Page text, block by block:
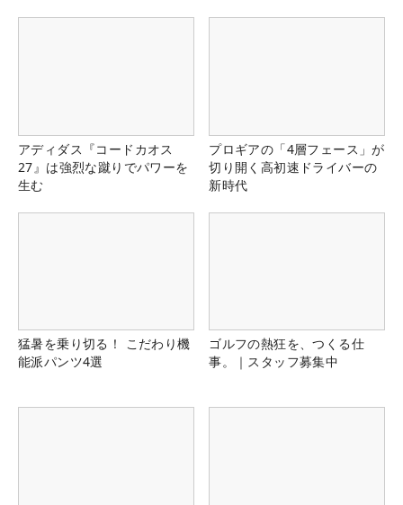
アディダス『コードカオス
27』は強烈な蹴りでパワーを
生む
プロギアの「4層フェース」が
切り開く高初速ドライバーの
新時代
猛暑を乗り切る！ こだわり機
能派パンツ4選
ゴルフの熱狂を、つくる仕
事。｜スタッフ募集中